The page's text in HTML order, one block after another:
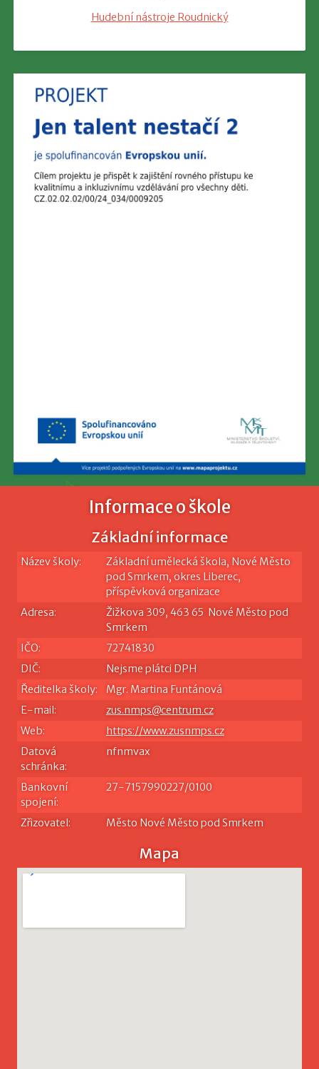
Hudební nástroje Roudnický
Informace o škole
Základní informace
Název školy:
Základní umělecká škola, Nové Město
pod Smrkem, okres Liberec,
příspěvková organizace
Adresa:
Žižkova 309, 463 65 Nové Město pod
Smrkem
IČO:
72741830
DIČ:
Nejsme plátci DPH
Ředitelka školy:
Mgr. Martina Funtánová
E-mail:
zus.nmps@centrum.cz
Web:
https://www.zusnmps.cz
Datová
schránka:
nfnmvax
Bankovní
spojení:
27-7157990227/0100
Zřizovatel: Město Nové Město pod Smrkem
Mapa